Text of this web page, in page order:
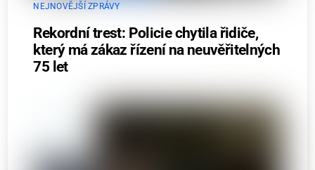
NEJNOVĚJŠÍ ZPRÁVY
Rekordní trest: Policie chytila řidiče,
který má zákaz řízení na neuvěřitelných
75 let